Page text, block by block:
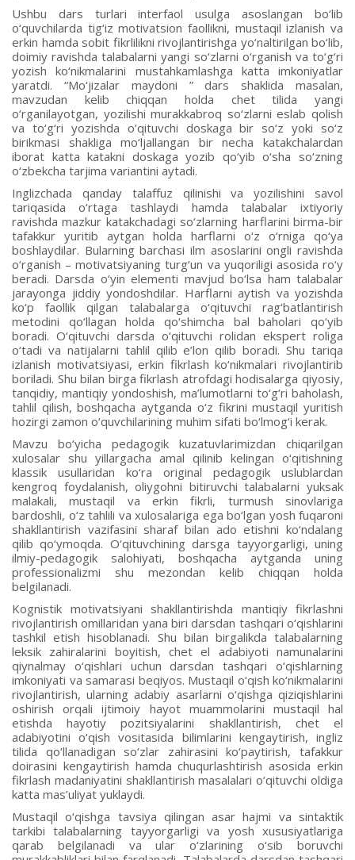
Ushbu dars turlari interfaol usulga asoslangan bo‘lib
o‘quvchilarda tig‘iz motivatsion faollikni, mustaqil izlanish va
erkin hamda sobit fikrlilikni rivojlantirishga yo‘naltirilgan bo‘lib,
doimiy ravishda talabalarni yangi so‘zlarni o‘rganish va to‘g‘ri
yozish ko‘nikmalarini mustahkamlashga katta imkoniyatlar
yaratdi. “Mo‘jizalar maydoni ” dars shaklida masalan,
mavzudan kelib chiqqan holda chet tilida yangi
o‘rganilayotgan, yozilishi murakkabroq so‘zlarni eslab qolish
va to‘g‘ri yozishda o‘qituvchi doskaga bir so‘z yoki so‘z
birikmasi shakliga mo‘ljallangan bir necha katakchalardan
iborat katta katakni doskaga yozib qo‘yib o‘sha so‘zning
o‘zbekcha tarjima variantini aytadi.
Inglizchada qanday talaffuz qilinishi va yozilishini savol
tariqasida o‘rtaga tashlaydi hamda talabalar ixtiyoriy
ravishda mazkur katakchadagi so‘zlarning harflarini birma-bir
tafakkur yuritib aytgan holda harflarni o‘z o‘rniga qo‘ya
boshlaydilar. Bularning barchasi ilm asoslarini ongli ravishda
o‘rganish – motivatsiyaning turg‘un va yuqoriligi asosida ro‘y
beradi. Darsda o‘yin elementi mavjud bo‘lsa ham talabalar
jarayonga jiddiy yondoshdilar. Harflarni aytish va yozishda
ko‘p faollik qilgan talabalarga o‘qituvchi rag‘batlantirish
metodini qo‘llagan holda qo‘shimcha bal baholari qo‘yib
boradi. O‘qituvchi darsda o‘qituvchi rolidan ekspert roliga
o‘tadi va natijalarni tahlil qilib e’lon qilib boradi. Shu tariqa
izlanish motivatsiyasi, erkin fikrlash ko‘nikmalari rivojlantirib
boriladi. Shu bilan birga fikrlash atrofdagi hodisalarga qiyosiy,
tanqidiy, mantiqiy yondoshish, ma’lumotlarni to‘g‘ri baholash,
tahlil qilish, boshqacha aytganda o‘z fikrini mustaqil yuritish
hozirgi zamon o‘quvchilarining muhim sifati bo‘lmog‘i kerak.
Mavzu bo‘yicha pedagogik kuzatuvlarimizdan chiqarilgan
xulosalar shu yillargacha amal qilinib kelingan o‘qitishning
klassik usullaridan ko‘ra original pedagogik uslublardan
kengroq foydalanish, oliygohni bitiruvchi talabalarni yuksak
malakali, mustaqil va erkin fikrli, turmush sinovlariga
bardoshli, o‘z tahlili va xulosalariga ega bo‘lgan yosh fuqaroni
shakllantirish vazifasini sharaf bilan ado etishni ko‘ndalang
qilib qo‘ymoqda. O‘qituvchining darsga tayyorgarligi, uning
ilmiy-pedagogik salohiyati, boshqacha aytganda uning
professionalizmi shu mezondan kelib chiqqan holda
belgilanadi.
Kognistik motivatsiyani shakllantirishda mantiqiy fikrlashni
rivojlantirish omillaridan yana biri darsdan tashqari o‘qishlarini
tashkil etish hisoblanadi. Shu bilan birgalikda talabalarning
leksik zahiralarini boyitish, chet el adabiyoti namunalarini
qiynalmay o‘qishlari uchun darsdan tashqari o‘qishlarning
imkoniyati va samarasi beqiyos. Mustaqil o‘qish ko‘nikmalarini
rivojlantirish, ularning adabiy asarlarni o‘qishga qiziqishlarini
oshirish orqali ijtimoiy hayot muammolarini mustaqil hal
etishda hayotiy pozitsiyalarini shakllantirish, chet el
adabiyotini o‘qish vositasida bilimlarini kengaytirish, ingliz
tilida qo‘llanadigan so‘zlar zahirasini ko‘paytirish, tafakkur
doirasini kengaytirish hamda chuqurlashtirish asosida erkin
fikrlash madaniyatini shakllantirish masalalari o‘qituvchi oldiga
katta mas’uliyat yuklaydi.
Mustaqil o‘qishga tavsiya qilingan asar hajmi va sintaktik
tarkibi talabalarning tayyorgarligi va yosh xususiyatlariga
qarab belgilanadi va ular o‘zlarining o‘sib boruvchi